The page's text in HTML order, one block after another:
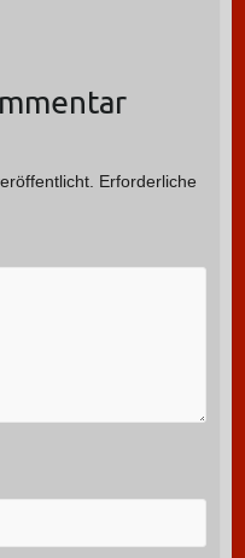
Erforderliche